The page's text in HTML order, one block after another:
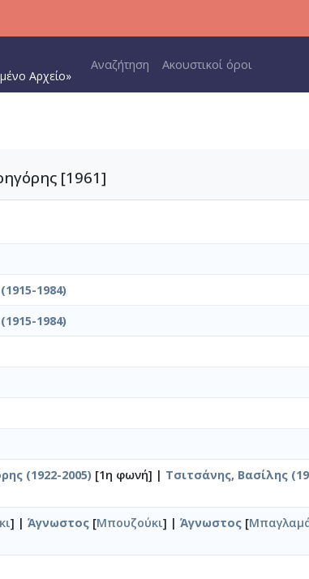
Αρχείο»
Main navigation
Αναζήτηση Ακουστικοί όροι
[1961]
1984)
1984)
(1922-2005) [1η φωνή] | Τσιτσάνης, Βασίλης
] | Άγνωστος [Μπουζούκι] | Άγνωστος [